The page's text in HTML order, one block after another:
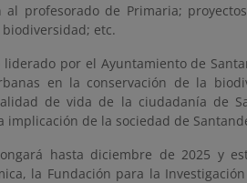
profesorado de Primaria;
etc.
por el Ayuntamiento de
en la conservación de la
de vida de la ciudadanía de
de la sociedad de
hasta diciembre de 2025 y
la Fundación para la